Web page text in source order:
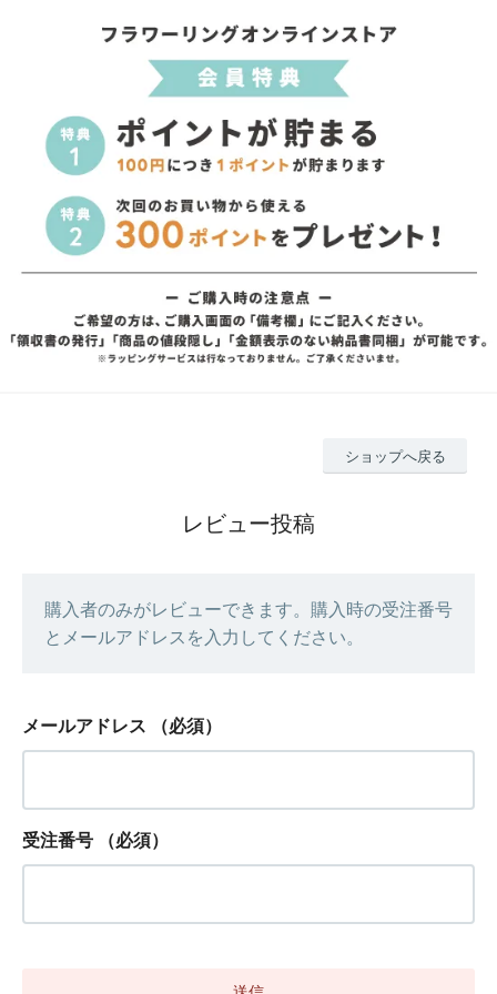
ショップへ戻る
レビュー投稿
購入者のみがレビューできます。購入時の受注番号
とメールアドレスを入力してください。
メールアドレス （必須）
受注番号 （必須）